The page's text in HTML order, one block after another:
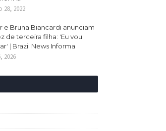
28, 2022
e Bruna Biancardi anunciam
de terceira filha: 'Eu vou
| Brazil News Informa
2026